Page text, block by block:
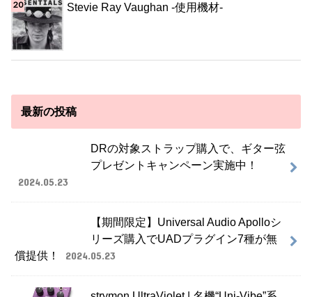
Stevie Ray Vaughan -使用機材-
最新の投稿
DRの対象ストラップ購入で、ギター弦
プレゼントキャンペーン実施中！
2024.05.23
【期間限定】Universal Audio Apolloシ
リーズ購入でUADプラグイン7種が無
償提供！
2024.05.23